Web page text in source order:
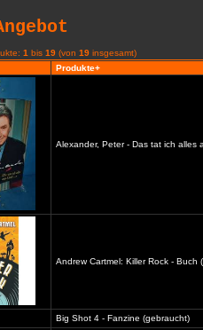
1 bis 19 (von 19 insgesamt)
Produkte+
Alexander, Peter - Das tat ich alles
Andrew Cartmel: Killer Rock - Buch
Big Shot 4 - Fanzine (gebraucht)